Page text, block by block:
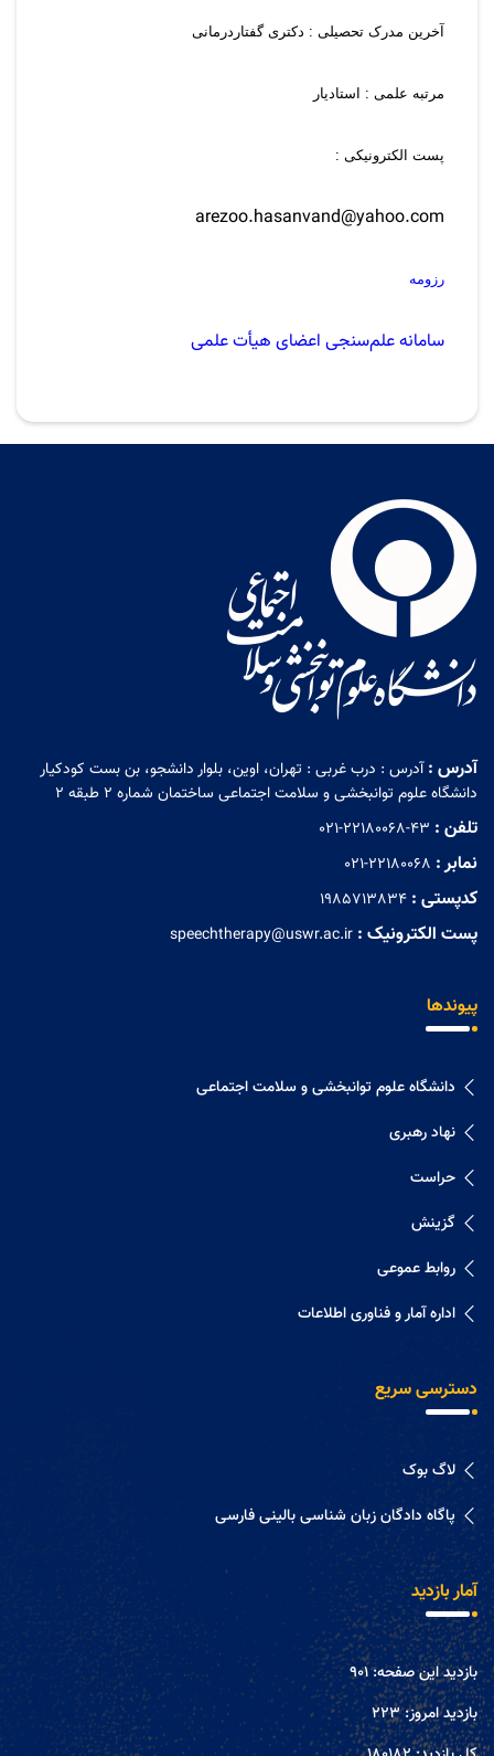
آخرین مدرک تحصیلی : دکتری گفتاردرمانی
مرتبه علمی : استادیار
پست الکترونیکی :
arezoo.hasanvand@yahoo.com
رزومه
سامانه علم‌سنجی اعضای هیأت علمی
آدرس :آدرس : درب غربی : تهران، اوین، بلوار دانشجو، بن بست کودکیار
دانشگاه علوم توانبخشی و سلامت اجتماعی ساختمان شماره 2 طبقه 2
تلفن : 021-22180068-43
نمابر : 021-22180068
کدپستی : 1985713834
پست الکترونیک : speechtherapy@uswr.ac.ir
پیوندها
دانشگاه علوم توانبخشی و سلامت اجتماعی
نهاد رهبری
حراست
گزینش
روابط عموعی
اداره آمار و فناوری اطلاعات
دسترسی سریع
لاگ بوک
پاگاه دادگان زبان شناسی بالینی فارسی
آمار بازدید
بازدید این صفحه:901
بازدید امروز:223